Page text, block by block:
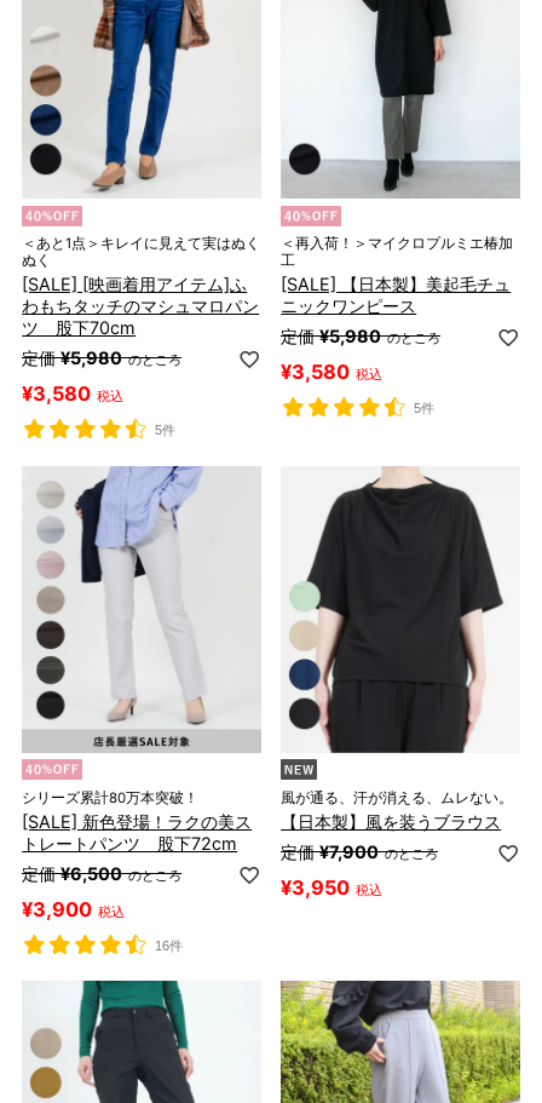
＜あと1点＞キレイに見えて実はぬく
ぬく
[SALE] [映画着用アイテム]ふ
わもちタッチのマシュマロパン
ツ 股下70cm
定価 ¥5,980 のところ
¥3,580 税込
5件
＜再入荷！＞マイクロプルミエ椿加
工
[SALE] 【日本製】美起毛チュ
ニックワンピース
定価 ¥5,980 のところ
¥3,580 税込
5件
シリーズ累計80万本突破！
[SALE] 新色登場！ラクの美ス
トレートパンツ 股下72cm
定価 ¥6,500 のところ
¥3,900 税込
16件
風が通る、汗が消える、ムレない。
【日本製】風を装うブラウス
定価 ¥7,900 のところ
¥3,950 税込